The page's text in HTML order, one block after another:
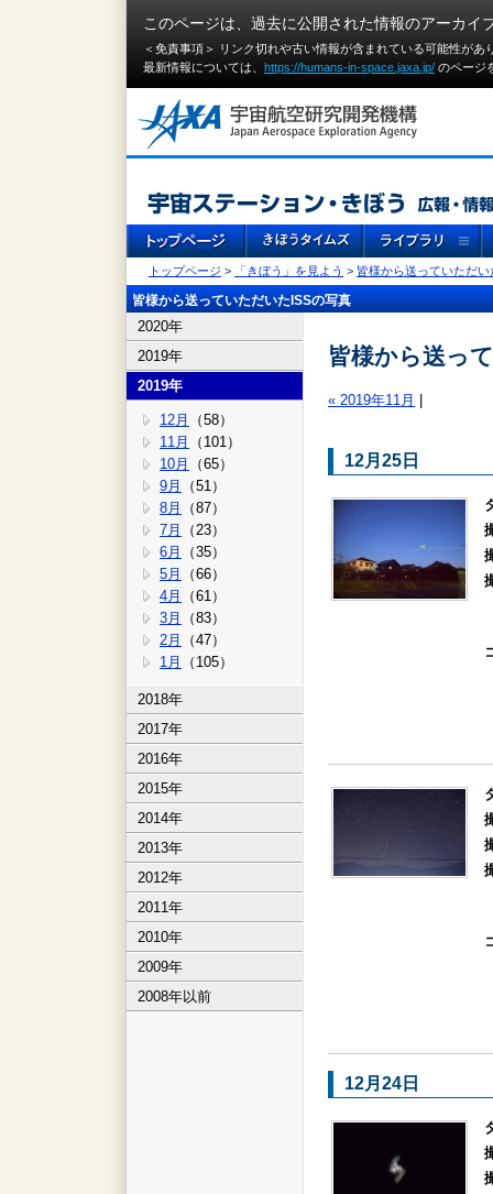
このページは、過去に公開された情報のアーカイ
＜免責事項＞ リンク切れや古い情報が含まれている可能性が
最新情報については、 https://humans-in-space.jaxa.jp/ のページ
トップページ > 「きぼう」を見よう > 皆様から送っていただい
皆様から送っていただいたISSの写真
2020年
2019年
2019年
12月
（58）
11月
（101）
10月
（65）
9月
（51）
8月
（87）
7月
（23）
6月
（35）
5月
（66）
4月
（61）
3月
（83）
2月
（47）
1月
（105）
2018年
2017年
2016年
2015年
2014年
2013年
2012年
2011年
2010年
2009年
2008年以前
皆様から送っ
« 2019年11月
12月25日
12月24日